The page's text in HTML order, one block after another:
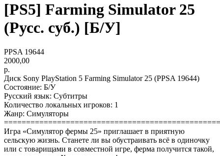
[PS5] Farming Simulator 25
(Русс. суб.) [Б/У]
PPSA 19644
2000,00
р.
Диск Sony PlayStation 5 Farming Simulator 25 (PPSA 19644)
Состояние: Б/У
Русский язык: Субтитры
Количество локальных игроков: 1
Жанр: Симуляторы
Игра «Симулятор фермы 25» приглашает в приятную
сельскую жизнь. Станете ли вы обустраивать всё в одиночку
или с товарищами в совместной игре, ферма получится такой,